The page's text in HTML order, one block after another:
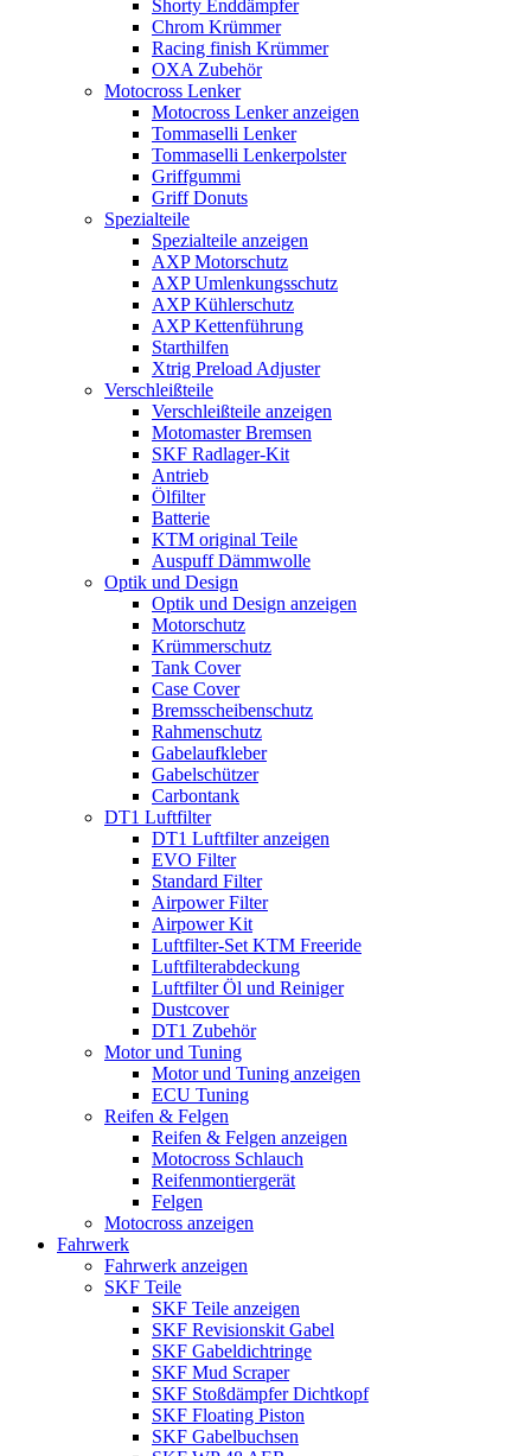
Shorty Enddämpfer
Chrom Krümmer
Racing finish Krümmer
OXA Zubehör
Motocross Lenker
Motocross Lenker anzeigen
Tommaselli Lenker
Tommaselli Lenkerpolster
Griffgummi
Griff Donuts
Spezialteile
Spezialteile anzeigen
AXP Motorschutz
AXP Umlenkungsschutz
AXP Kühlerschutz
AXP Kettenführung
Starthilfen
Xtrig Preload Adjuster
Verschleißteile
Verschleißteile anzeigen
Motomaster Bremsen
SKF Radlager-Kit
Antrieb
Ölfilter
Batterie
KTM original Teile
Auspuff Dämmwolle
Optik und Design
Optik und Design anzeigen
Motorschutz
Krümmerschutz
Tank Cover
Case Cover
Bremsscheibenschutz
Rahmenschutz
Gabelaufkleber
Gabelschützer
Carbontank
DT1 Luftfilter
DT1 Luftfilter anzeigen
EVO Filter
Standard Filter
Airpower Filter
Airpower Kit
Luftfilter-Set KTM Freeride
Luftfilterabdeckung
Luftfilter Öl und Reiniger
Dustcover
DT1 Zubehör
Motor und Tuning
Motor und Tuning anzeigen
ECU Tuning
Reifen & Felgen
Reifen & Felgen anzeigen
Motocross Schlauch
Reifenmontiergerät
Felgen
Motocross anzeigen
Fahrwerk
Fahrwerk anzeigen
SKF Teile
SKF Teile anzeigen
SKF Revisionskit Gabel
SKF Gabeldichtringe
SKF Mud Scraper
SKF Stoßdämpfer Dichtkopf
SKF Floating Piston
SKF Gabelbuchsen